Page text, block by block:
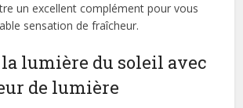
un excellent complément pour vous
sensation de fraîcheur.
lumière du soleil avec
de lumière